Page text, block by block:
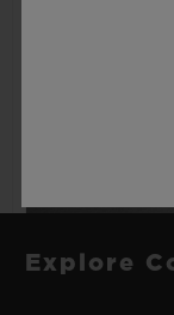
Explore